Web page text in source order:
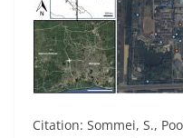
Citation: Sommei, S.,